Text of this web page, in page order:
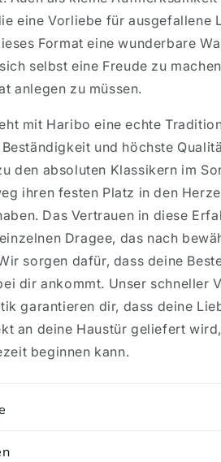
eine Vorliebe für ausgefallene
Format eine wunderbare
selbst eine Freude zu
anlegen zu müssen.
mit Haribo eine echte
und höchste
den absoluten Klassikern im
ihren festen Platz in den
Das Vertrauen in diese
Dragee, das nach
sorgen dafür, dass deine
dir ankommt. Unser schneller
garantieren dir, dass deine
an deine Haustür geliefert
beginnen kann.